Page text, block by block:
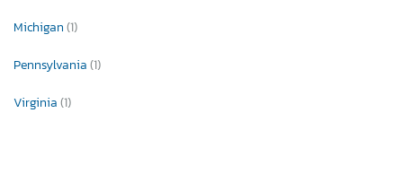
Michigan(1)
Pennsylvania(1)
Virginia(1)